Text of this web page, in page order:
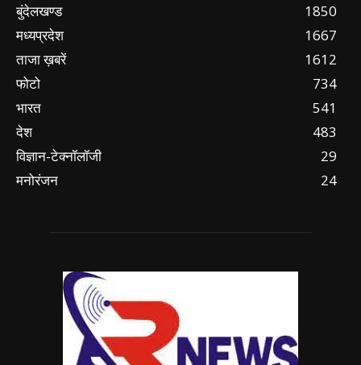
बुंदेलखण्ड
1850
मध्यप्रदेश
1667
ताजा ख़बरें
1612
फोटो
734
भारत
541
देश
483
विज्ञान-टेक्नॉलॉजी
29
मनोरंजन
24